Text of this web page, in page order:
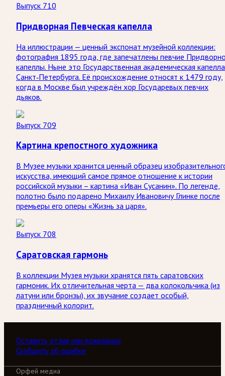
Выпуск 710
Придворная Певческая капелла
На иллюстрации — ценный экспонат музейной коллекции:
фотография 1895 года, где запечатлены певчие
капеллы. Ныне это Государственная академическая капелла
Санкт‑Петербурга. Её происхождение относят к 1479 году,
когда в Москве был учреждён хор Государевых певчих
дьяков.
Выпуск 709
Картина крепостного художника
В Музее музыки хранится ценный образец
искусства, имеющий самое прямое отношение к истории
российской музыки – картина «Иван Сусанин». По легенде,
полотно было подарено Михаилу Ивановичу Глинке после
премьеры его оперы «Жизнь за царя».
Выпуск 708
Саратовская гармонь
В коллекции Музея музыки хранятся пять саратовских
гармоник. Их отличительная черта — два колокольчика (из
латуни или бронзы), их звучание создает особый,
праздничный колорит.
Оставить отзыв или пожелание
Сообщить об ошибке
Орфей медиа